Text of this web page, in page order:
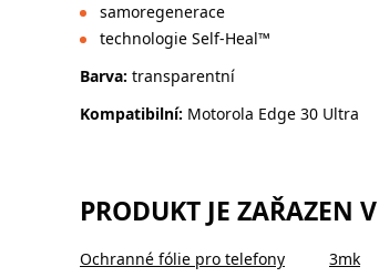
samoregenerace
technologie Self-Heal™
Barva: transparentní
Kompatibilní: Motorola Edge 30 Ultra
PRODUKT JE ZAŘAZEN
Ochranné fólie pro telefony 3mk